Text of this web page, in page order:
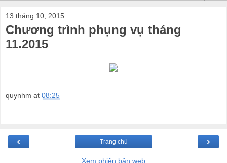
13 tháng 10, 2015
Chương trình phụng vụ tháng
11.2015
quynhm at 08:25
‹ ›
Trang chủ
Xem phiên bản web